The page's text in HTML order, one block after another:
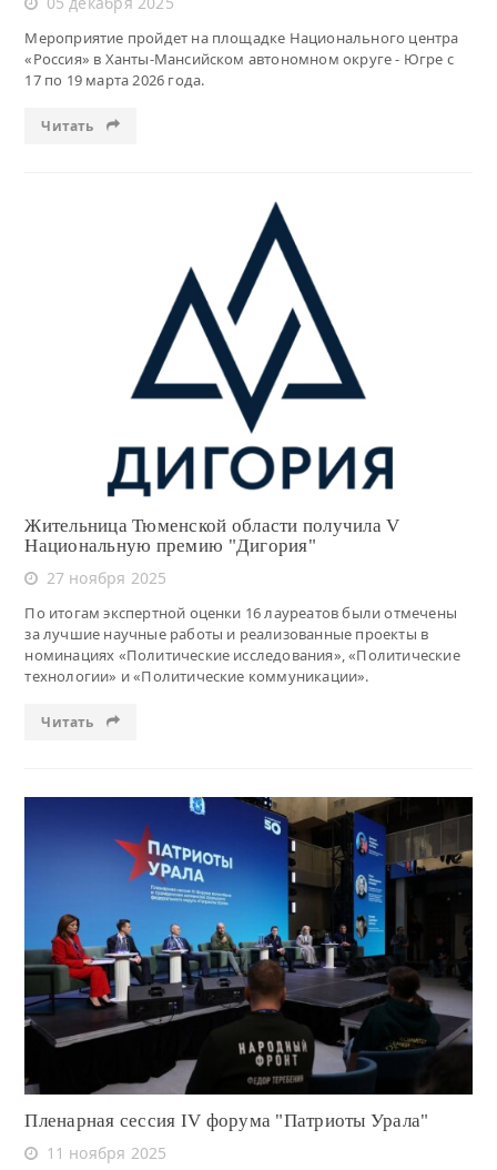
Мероприятие пройдет на площадке Национального центра
«Россия» в Ханты-Мансийском автономном округе - Югре с
17 по 19 марта 2026 года.
Читать
Читать
Жительница Тюменской области получила V
Национальную премию "Дигория"
27 ноября 2025
По итогам экспертной оценки 16 лауреатов были отмечены
за лучшие научные работы и реализованные проекты в
номинациях «Политические исследования», «Политические
технологии» и «Политические коммуникации».
Читать
Читать
Пленарная сессия IV форума "Патриоты Урала"
11 ноября 2025